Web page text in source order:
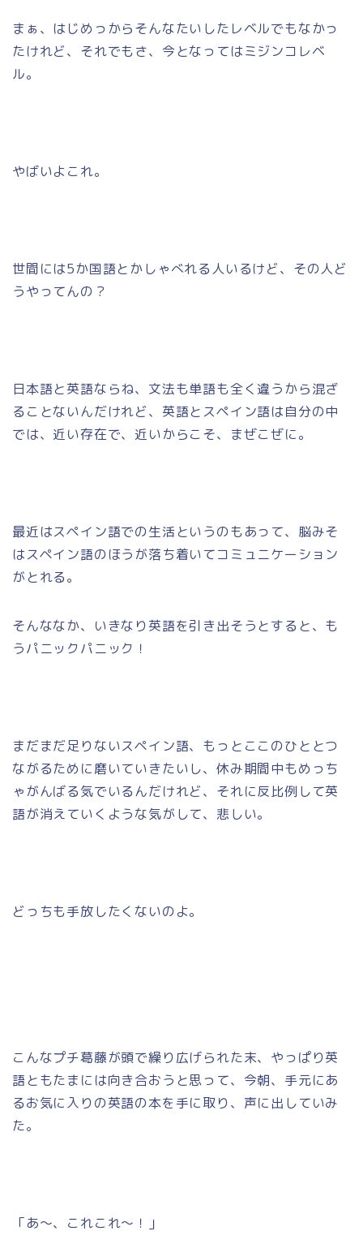
まぁ、はじめっからそんなたいしたレベルでもなかっ
たけれど、それでもさ、今となってはミジンコレベ
ル。
やばいよこれ。
世間には5か国語とかしゃべれる人いるけど、その人ど
うやってんの？
日本語と英語ならね、文法も単語も全く違うから混ざ
ることないんだけれど、英語とスペイン語は自分の中
では、近い存在で、近いからこそ、まぜこぜに。
最近はスペイン語での生活というのもあって、脳みそ
はスペイン語のほうが落ち着いてコミュニケーション
がとれる。
そんななか、いきなり英語を引き出そうとすると、も
うパニックパニック！
まだまだ足りないスペイン語、もっとここのひととつ
ながるために磨いていきたいし、休み期間中もめっち
ゃがんばる気でいるんだけれど、それに反比例して英
語が消えていくような気がして、悲しい。
どっちも手放したくないのよ。
こんなプチ葛藤が頭で繰り広げられた末、やっぱり英
語ともたまには向き合おうと思って、今朝、手元にあ
るお気に入りの英語の本を手に取り、声に出していみ
た。
「あ～、これこれ～！」